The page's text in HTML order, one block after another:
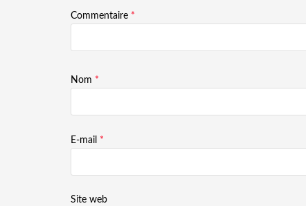
Commentaire *
Nom *
E-mail *
Site web